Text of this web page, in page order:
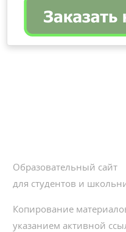
Образовательный сайт
для студентов и
Копирование
указанием активной